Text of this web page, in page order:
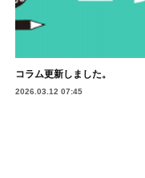
コラム更新しました。
2026.03.12 07:45